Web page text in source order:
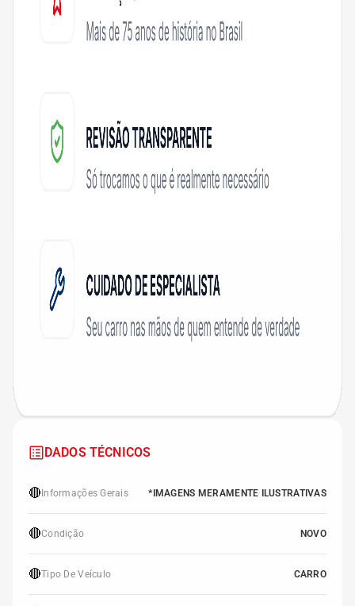
DADOS TÉCNICOS
🔴 Informações Gerais *IMAGENS MERAMENTE ILUSTRATIVAS
🔴Condição NOVO
🔴Tipo De Veículo CARRO